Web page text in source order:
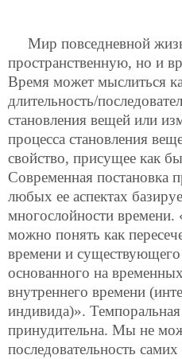
Мир повседневной
пространственную, но и
Время может мыслиться
длительность/
становления вещей или
процесса становления
свойство, присущее как
Современная постановка
любых ее аспектах
многослойности времени.
можно понять как
времени и существующего
основанного на
внутреннего времени
индивида)». Темпоральная
принудительна. Мы не
последовательность